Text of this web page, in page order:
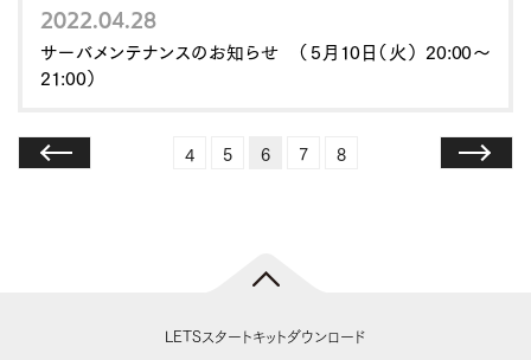
2022.04.28
サーバメンテナンスのお知らせ （5月10日（火） 20:00～
21:00）
4 5 6 7 8
LETSスタートキットダウンロード